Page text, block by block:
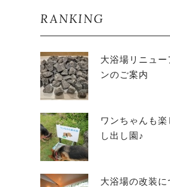
RANKING
大浴場リニュ
ンのご案内
ワンちゃんも楽
し出し園♪
大浴場の改装に